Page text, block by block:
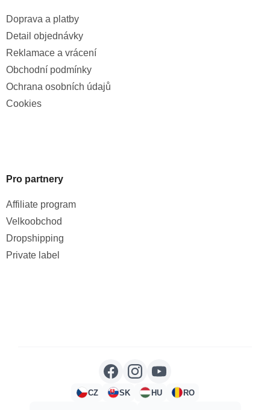
Doprava a platby
Detail objednávky
Reklamace a vrácení
Obchodní podmínky
Ochrana osobních údajů
Cookies
Pro partnery
Affiliate program
Velkoobchod
Dropshipping
Private label
CZ SK HU RO